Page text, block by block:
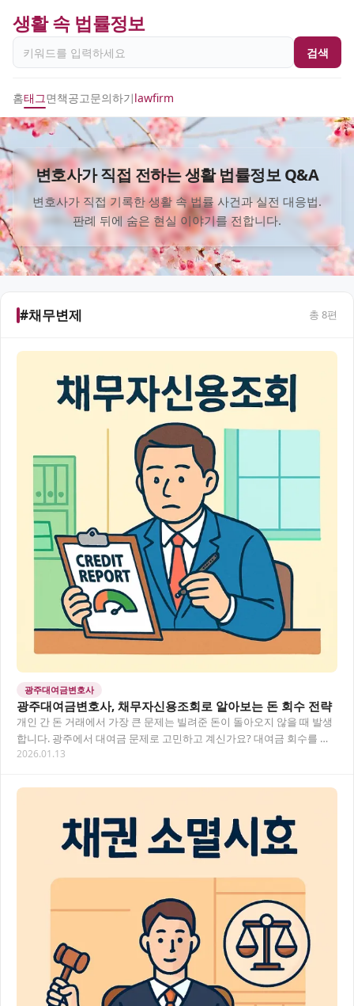
생활 속 법률정보
검색
홈태그면책공고문의하기lawfirm
변호사가 직접 전하는 생활 법률정보 Q&A
변호사가 직접 기록한 생활 속 법률 사건과 실전 대응법.
판례 뒤에 숨은 현실 이야기를 전합니다.
#채무변제 총 8편
광주대여금변호사
광주대여금변호사, 채무자신용조회로 알아보는 돈 회수 전략
개인 간 돈 거래에서 가장 큰 문제는 빌려준 돈이 돌아오지 않을 때 발생
합니다. 광주에서 대여금 문제로 고민하고 계신가요? 대여금 회수를 위
한 법적 대응 방법과 채무자신용조회를 통…
2026.01.13